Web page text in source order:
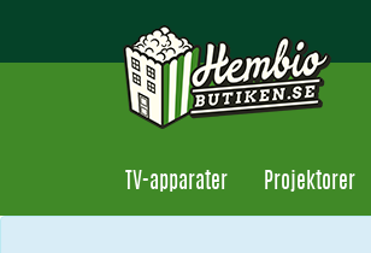
TV-apparater Projektorer